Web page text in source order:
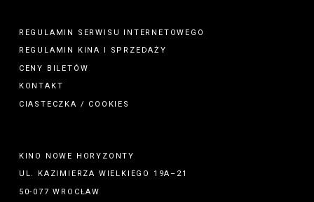
REGULAMIN SERWISU INTERNETOWEGO
REGULAMIN
KINA
SPRZEDAŻY
CENY BILETÓW
KONTAKT
CIASTECZKA / COOKIES
KINO NOWE HORYZONTY
UL. KAZIMIERZA WIELKIEGO 19A–21
50-077 WROCŁAW